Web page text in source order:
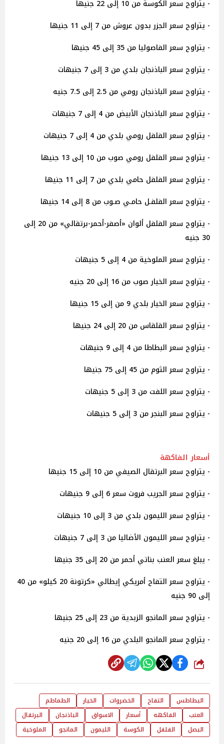
- يتراوح سعر الكوسة من 10 إلى 22 جنيها
- يتراوح سعر الجزر بدون عروش من 7 إلى 11 جنيها
- يتراوح سعر الفاصوليا من 35 إلى 45 جنيها
- يتراوح سعر الباذنجان بلدي من 3 إلى 7 جنيهات
- يتراوح سعر الباذنجان رومي من 2.5 إلى 7.5 جنيه
- يتراوح سعر الباذنجان الأبيض من 4 إلى 7 جنيهات
- يتراوح سعر الفلفل رومي بلدي من 4 إلى 7 جنيهات
- يتراوح سعر الفلفل رومي صوب من 10 إلى 13 جنيها
- يتراوح سعر الفلفل حامي بلدي من 7 إلى 11 جنيها
- يتراوح سعر الفلفـل حامـي صـوب من 8 إلى 14 جنيها
- يتراوح سعر الفلفل ألوان «أصفر-أحمر-برتقالي» من 20 إلى
30 جنيه
- يتراوح سعر الملوخية من 4 إلى 5 جنيهات
- يتراوح سعر الخيار صوب من 16 إلى 20 جنيه
- يتراوح سعر الخيار بلدي 9 من إلى 15 جنيها
- يتراوح سعر القلقاس من 20 إلى 24 جنيها
- يتراوح سعر البطاطا من 4 إلى 9 جنيهات
- يتراوح سعر الثوم من 45 إلى 75 جنيها
- يتراوح سعر اللفت من 3 إلى 5 جنيهات
- يتراوح سعر البنجر من 3 إلى 5 جنيهات
أسعار الفاكهة
- يتراوح سعر البرتقال الصيفي من 10 إلى 15 جنيها
- يتراوح سعر الجريب فروت سعر 6 إلى 9 جنيهات
- يتراوح سعر الليمون بلدي من 3 إلى 10 جنيهات
- يتراوح سعر الليمون الأضاليا من 3 إلى 7 جنيهات
- يبلغ سعر العنب بناتي أحمر من 20 إلى 35 جنيها
- يتراوح سعر التفاح أمريكي إيطالي «كرتونة 20 كيلو» من 40
إلى 90 جنيه
- يتراوح سعر المانجو الزبدية من 23 إلى 25 جنيها
- يتراوح سعر المانجو البلدي من 16 إلى 20 جنيه
شارك
البطاطس التفاح الخضروات الخيار
الطماطم
العنب
الفاكهه أسعار الاسواق الباذنجان
البرتقال
البصل
الفلفل الكوسة الليمون المانجو الملوخية